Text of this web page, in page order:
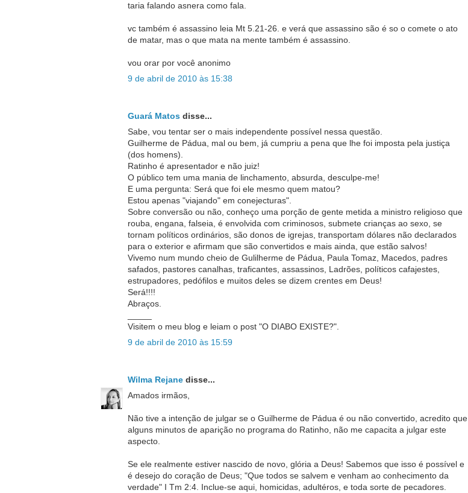
taria falando asnera como fala.
vc também é assassino leia Mt 5.21-26. e verá que assassino são é so o comete o ato
de matar, mas o que mata na mente também é assassino.
vou orar por você anonimo
9 de abril de 2010 às 15:38
Guará Matosdisse...
Sabe, vou tentar ser o mais independente possível nessa questão.
Guilherme de Pádua, mal ou bem, já cumpriu a pena que lhe foi imposta pela justiça
(dos homens).
Ratinho é apresentador e não juiz!
O público tem uma mania de linchamento, absurda, desculpe-me!
E uma pergunta: Será que foi ele mesmo quem matou?
Estou apenas "viajando" em conejecturas".
Sobre conversão ou não, conheço uma porção de gente metida a ministro religioso que
rouba, engana, falseia, é envolvida com criminosos, submete crianças ao sexo, se
tornam políticos ordinários, são donos de igrejas, transportam dólares não declarados
para o exterior e afirmam que são convertidos e mais ainda, que estão salvos!
Vivemo num mundo cheio de Gulilherme de Pádua, Paula Tomaz, Macedos, padres
safados, pastores canalhas, traficantes, assassinos, Ladrões, políticos cafajestes,
estrupadores, pedófilos e muitos deles se dizem crentes em Deus!
Será!!!!
Abraços.
Visitem o meu blog e leiam o post "O DIABO EXISTE?".
9 de abril de 2010 às 15:59
Wilma Rejanedisse...
Amados irmãos,
Não tive a intenção de julgar se o Guilherme de Pádua é ou não convertido, acredito que
alguns minutos de aparição no programa do Ratinho, não me capacita a julgar este
aspecto.
Se ele realmente estiver nascido de novo, glória a Deus! Sabemos que isso é possível e
é desejo do coração de Deus; "Que todos se salvem e venham ao conhecimento da
verdade" I Tm 2:4. Inclue-se aqui, homicidas, adultéros, e toda sorte de pecadores.